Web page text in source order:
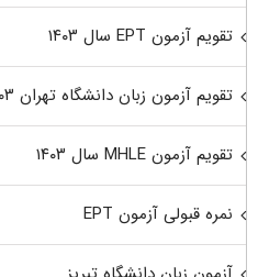
تقویم آزمون EPT سال ۱۴۰۳
تقویم آزمون زبان دانشگاه تهران ۱۴۰۳
تقویم آزمون MHLE سال ۱۴۰۳
نمره قبولی آزمون EPT